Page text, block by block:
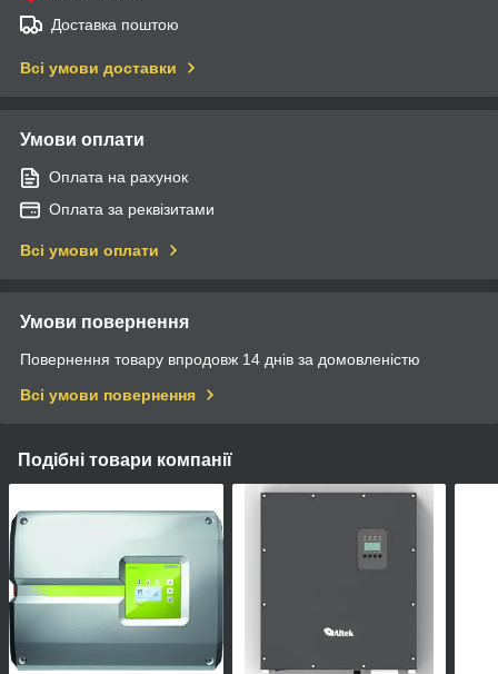
Доставка поштою
Всі умови доставки
Умови оплати
Оплата на рахунок
Оплата за реквізитами
Всі умови оплати
Умови повернення
Повернення товару впродовж 14 днів за домовленістю
Всі умови повернення
Подібні товари компанії